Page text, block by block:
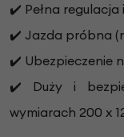
✔️ Pełna
✔️ Jazda próbna
✔️ Ubezpieczenie
✔️ Duży i
wymiarach 200 x